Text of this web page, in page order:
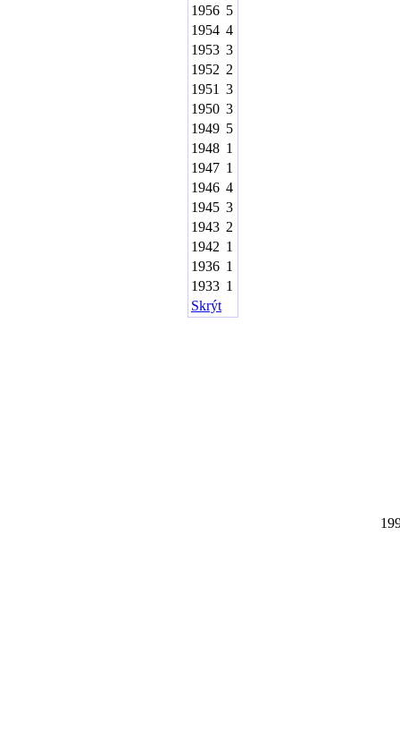
1956 5
1954 4
1953 3
1952 2
1951 3
1950 3
1949 5
1948 1
1947 1
1946 4
1945 3
1943 2
1942 1
1936 1
1933 1
Skrýt